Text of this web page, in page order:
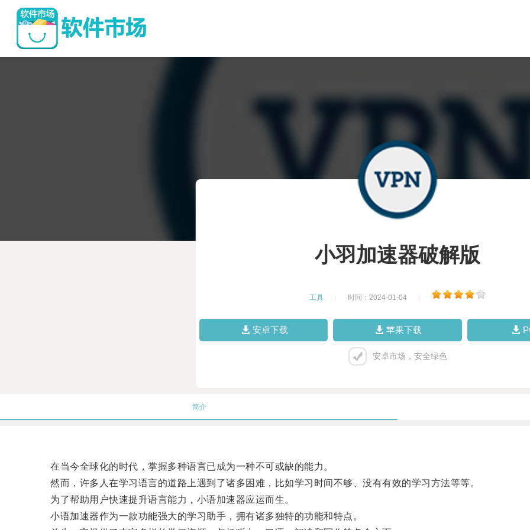
小羽加速器破解版
工具 时间：2024-01-04
安卓下载 苹果下载
安卓市场，安全绿色
简介
在当今全球化的时代，掌握多种语言已成为一种不可或缺的能力。
然而，许多人在学习语言的道路上遇到了诸多困难，比如学习时间不够、没有有效的学习方法等等。
为了帮助用户快速提升语言能力，小语加速器应运而生。
小语加速器作为一款功能强大的学习助手，拥有诸多独特的功能和特点。